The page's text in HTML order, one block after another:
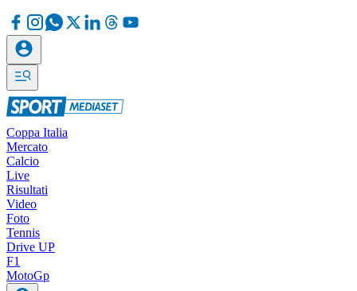
Coppa Italia
Mercato
Calcio
Live
Risultati
Video
Foto
Tennis
Drive UP
F1
MotoGp